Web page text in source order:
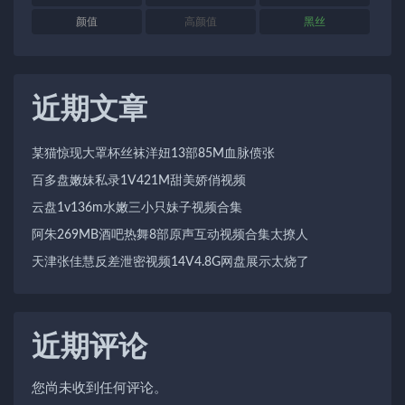
颜值 高颜值 黑丝
近期文章
某猫惊现大罩杯丝袜洋妞13部85M血脉偾张
百多盘嫩妹私录1V421M甜美娇俏视频
云盘1v136m水嫩三小只妹子视频合集
阿朱269MB酒吧热舞8部原声互动视频合集太撩人
天津张佳慧反差泄密视频14V4.8G网盘展示太烧了
近期评论
您尚未收到任何评论。